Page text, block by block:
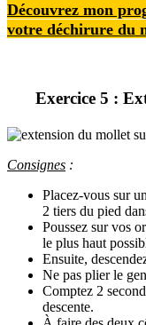
Découvrez mon
votre déchirure du
Exercice 5 :
Consignes :
Placez-vous sur
2 tiers du pied
Poussez sur vos
le plus haut
Ensuite,
Ne pas plier le
Comptez 2
descente.